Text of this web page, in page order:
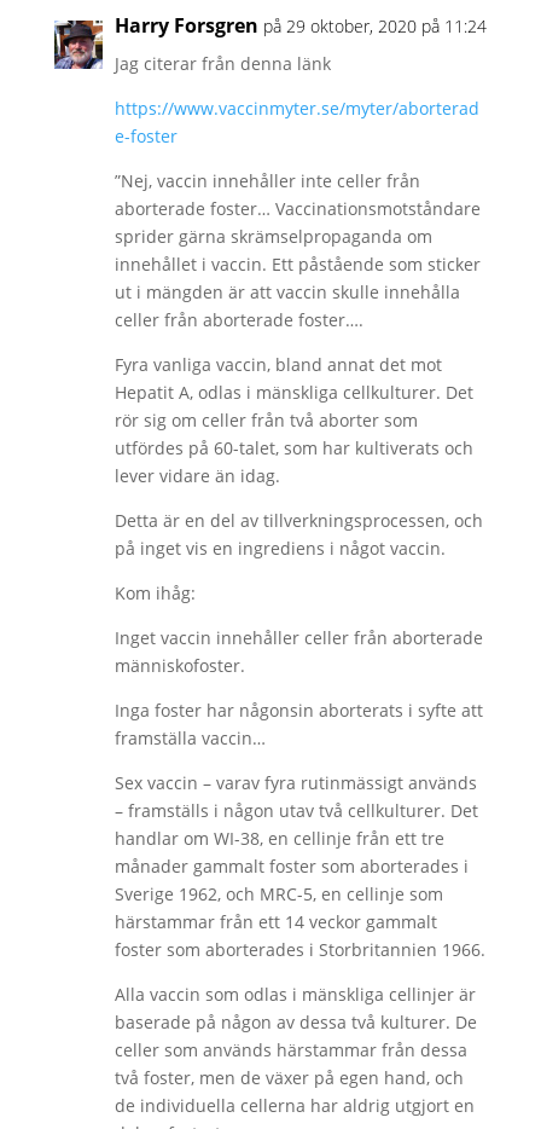
Harry Forsgren på 29 oktober, 2020 på 11:24
Jag citerar från denna länk
https://www.vaccinmyter.se/myter/aborterad
e-foster
”Nej, vaccin innehåller inte celler från
aborterade foster… Vaccinationsmotståndare
sprider gärna skrämselpropaganda om
innehållet i vaccin. Ett påstående som sticker
ut i mängden är att vaccin skulle innehålla
celler från aborterade foster….
Fyra vanliga vaccin, bland annat det mot
Hepatit A, odlas i mänskliga cellkulturer. Det
rör sig om celler från två aborter som
utfördes på 60-talet, som har kultiverats och
lever vidare än idag.
Detta är en del av tillverkningsprocessen, och
på inget vis en ingrediens i något vaccin.
Kom ihåg:
Inget vaccin innehåller celler från aborterade
människofoster.
Inga foster har någonsin aborterats i syfte att
framställa vaccin…
Sex vaccin – varav fyra rutinmässigt används
– framställs i någon utav två cellkulturer. Det
handlar om WI-38, en cellinje från ett tre
månader gammalt foster som aborterades i
Sverige 1962, och MRC-5, en cellinje som
härstammar från ett 14 veckor gammalt
foster som aborterades i Storbritannien 1966.
Alla vaccin som odlas i mänskliga cellinjer är
baserade på någon av dessa två kulturer. De
celler som används härstammar från dessa
två foster, men de växer på egen hand, och
de individuella cellerna har aldrig utgjort en